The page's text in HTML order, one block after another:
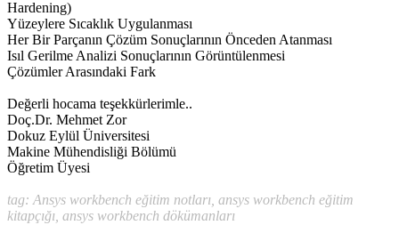
Hardening)
Yüzeylere Sıcaklık Uygulanması
Her Bir Parçanın Çözüm Sonuçlarının Önceden Atanması
Isıl Gerilme Analizi Sonuçlarının Görüntülenmesi
Çözümler Arasındaki Fark
Değerli hocama teşekkürlerimle..
Doç.Dr. Mehmet Zor
Dokuz Eylül Üniversitesi
Makine Mühendisliği Bölümü
Öğretim Üyesi
tag: Ansys workbench eğitim notları, ansys workbench eğitim
kitapçığı, ansys workbench dökümanları